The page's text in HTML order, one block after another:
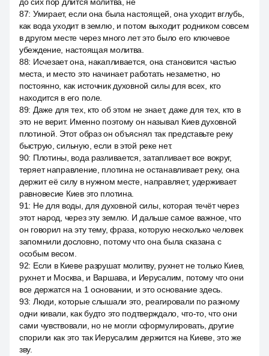
87: Умирает, если она была настоящей, она уходит вглубь,
как вода уходит в землю, и потом выходит родником совсем
в другом месте через много лет это было его ключевое
убеждение, настоящая молитва.
88: Исчезает она, накапливается, она становится частью
места, и место это начинает работать незаметно, но
постоянно, как источник духовной силы для всех, кто
находится в его поле.
89: Даже для тех, кто об этом не знает, даже для тех, кто в
это не верит. Именно поэтому он называл Киев духовной
плотиной. Этот образ он объяснял так представьте реку
быструю, сильную, если в этой реке нет.
90: Плотины, вода разливается, затапливает все вокруг,
теряет направление, плотина не останавливает реку, она
держит её силу в нужном месте, направляет, удерживает
равновесие Киев это плотина.
91: Не для воды, для духовной силы, которая течёт через
этот народ, через эту землю. И дальше самое важное, что
он говорил на эту тему, фраза, которую несколько человек
запомнили дословно, потому что она была сказана с
особым весом.
92: Если в Киеве разрушат молитву, рухнет не только Киев,
рухнет и Москва, и Варшава, и Иерусалим, потому что они
все держатся на 1 основании, и это основание здесь.
93: Люди, которые слышали это, реагировали по разному
одни кивали, как будто это подтверждало, что-то, что они
сами чувствовали, но не могли сформулировать, другие
спорили как это так Иерусалим держится на Киеве, это же
зву.